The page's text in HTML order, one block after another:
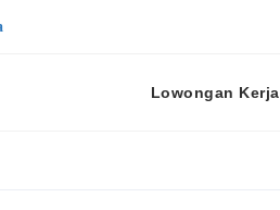
Lowongan Kerja